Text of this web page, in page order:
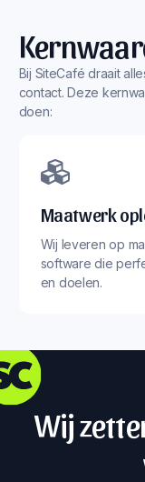
Bij SiteCafé draait
contact. Deze
doen:
Maatwerk
Wij leveren op
software die
en doelen.
Wij